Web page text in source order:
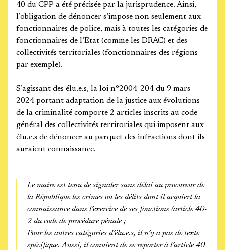
40 du CPP a été précisée par la jurisprudence. Ainsi,
l’obligation de dénoncer s’impose non seulement aux
fonctionnaires de police, mais à toutes les catégories de
fonctionnaires de l’État (comme les DRAC) et des
collectivités territoriales (fonctionnaires des régions
par exemple).
S’agissant des élu.e.s, la loi n°2004-204 du 9 mars
2024 portant adaptation de la justice aux évolutions
de la criminalité comporte 2 articles inscrits au code
général des collectivités territoriales qui imposent aux
élu.e.s de dénoncer au parquet des infractions dont ils
auraient connaissance.
Le maire est tenu de signaler sans délai au procureur de
la République les crimes ou les délits dont il acquiert la
connaissance dans l’exercice de ses fonctions (article 40-
2 du code de procédure pénale ;
Pour les autres catégories d’élu.e.s, il n’y a pas de texte
spécifique. Aussi, il convient de se reporter à l’article 40